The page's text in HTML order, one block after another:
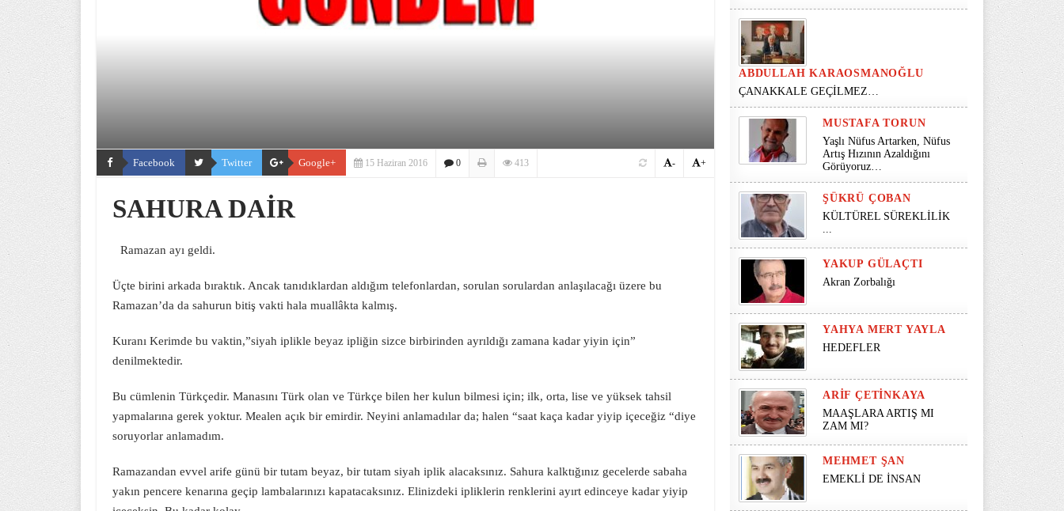
Facebook Twitter Google+ 15 Haziran 2016 0 413 +
-
SAHURA DAİR
Ramazan ayı geldi.
Üçte birini arkada bıraktık. Ancak tanıdıklardan aldığım telefonlardan, sorulan sorulardan anlaşılacağı üzere bu
Ramazan’da da sahurun bitiş vakti hala muallâkta kalmış.
Kuranı Kerimde bu vaktin,”siyah iplikle beyaz ipliğin sizce birbirinden ayrıldığı zamana kadar yiyin için”
denilmektedir.
Bu cümlenin Türkçedir. Manasını Türk olan ve Türkçe bilen her kulun bilmesi için; ilk, orta, lise ve yüksek tahsil
yapmalarına gerek yoktur. Mealen açık bir emirdir. Neyini anlamadılar da; halen “saat kaça kadar yiyip içeceğiz “diye
soruyorlar anlamadım.
Ramazandan evvel arife günü bir tutam beyaz, bir tutam siyah iplik alacaksınız. Sahura kalktığınız gecelerde sabaha
yakın pencere kenarına geçip lambalarınızı kapatacaksınız. Elinizdeki ipliklerin renklerini ayırt edinceye kadar yiyip
ABDULLAH KARAOSMANOĞLU
ÇANAKKALE GEÇİLMEZ…
MUSTAFA TORUN
Yaşlı Nüfus Artarken, Nüfus
Artış Hızının Azaldığını
Görüyoruz…
ŞÜKRÜ ÇOBAN
KÜLTÜREL SÜREKLİLİK
...
YAKUP GÜLAÇTI
Akran Zorbalığı
YAHYA MERT YAYLA
HEDEFLER
ARIF ÇETINKAYA
MAAŞLARA ARTIŞ MI
ZAM MI?
MEHMET ŞAN
EMEKLİ DE İNSAN